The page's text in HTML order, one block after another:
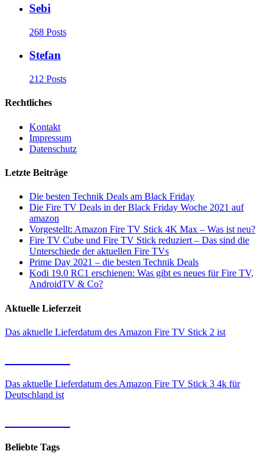
Sebi
268 Posts
Stefan
212 Posts
Rechtliches
Kontakt
Impressum
Datenschutz
Letzte Beiträge
Die besten Technik Deals am Black Friday
Die Fire TV Deals in der Black Friday Woche 2021 auf
amazon
Vorgestellt: Amazon Fire TV Stick 4K Max – Was ist neu?
Fire TV Cube und Fire TV Stick reduziert – Das sind die
Unterschiede der aktuellen Fire TVs
Prime Day 2021 – die besten Technik Deals
Kodi 19.0 RC1 erschienen: Was gibt es neues für Fire TV,
AndroidTV & Co?
Aktuelle Lieferzeit
Das aktuelle Lieferdatum des Amazon Fire TV Stick 2 ist
Das aktuelle Lieferdatum des Amazon Fire TV Stick 3 4k für
Deutschland ist
Beliebte Tags